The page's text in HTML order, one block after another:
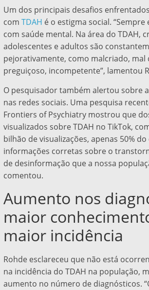
Um dos principais desafios
com TDAH é o estigma social.
com saúde mental. Na área do TDAH,
adolescentes e adultos são
pejorativamente, como malcriado,
preguiçoso, incompetente”, lamentou
O pesquisador também alertou sobre
nas redes sociais. Uma pesquisa
Frontiers of Psychiatry mostrou que
visualizados sobre TDAH no TikTok,
bilhão de visualizações, apenas 50%
informações corretas sobre o
de desinformação que a nossa
comentou.
Aumento nos
maior
maior incidência
Rohde esclareceu que não está
na incidência do TDAH na população,
aumento no número de diagnósticos.